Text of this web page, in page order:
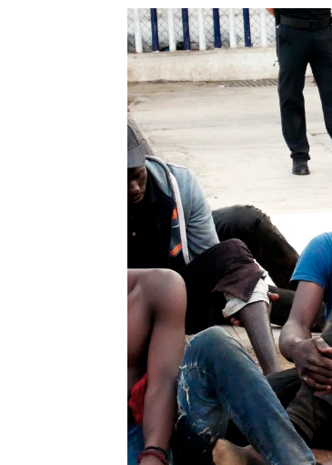
Antena 3 Noticias
Actualizado:
22 de julio de
Publicado:22 de julio de 2021,
Un total de 238
Melilla
este
en la ciudad
últimos años, que
paso fronterizo de